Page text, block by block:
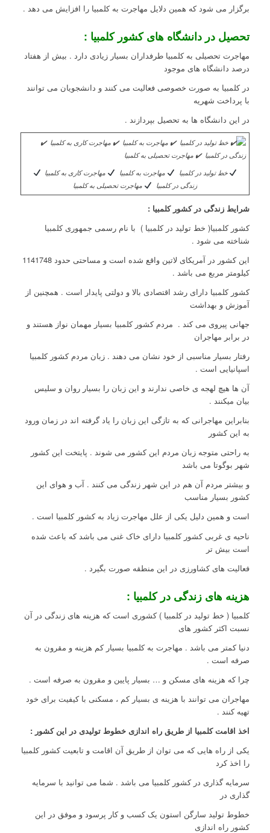
برگزار می شود که همین دلایل مهاجرت به کلمبیا را افزایش می دهد .
تحصیل در دانشگاه های کشور کلمبیا :
مهاجرت تحصیلی به کلمبیا طرفداران بسیار زیادی دارد . بیش از هفتاد
درصد دانشگاه های موجود
در کلمبیا به صورت خصوصی فعالیت می کنند و دانشجویان می توانند
با پرداخت شهریه
در این دانشگاه ها به تحصیل بپردازند .
خط تولید در کلمبیا مهاجرت به کلمبیا
مهاجرت کاری به کلمبیا
زندگی در کلمبیا
مهاجرت تحصیلی به کلمبیا
شرایط زندگی در کشور کلمبیا :
کشور کلمبیا( خط تولید در کلمبیا ) با نام رسمی جمهوری کلمبیا
شناخته می شود .
این کشور در آمریکای لاتین واقع شده است و مساحتی حدود 1141748
کیلومتر مربع می باشد .
کشور کلمبیا دارای رشد اقتصادی بالا و دولتی پایدار است . همچنین از
آموزش و بهداشت
جهانی پیروی می کند . مردم کشور کلمبیا بسیار مهمان نواز هستند و
در برابر مهاجران
رفتار بسیار مناسبی از خود نشان می دهند . زبان مردم کشور کلمبیا
اسپانیایی است .
آن ها هیچ لهجه ی خاصی ندارند و این زبان را بسیار روان و سلیس
بیان میکنند .
بنابراین مهاجرانی که به تازگی این زبان را یاد گرفته اند در زمان ورود
به این کشور
به راحتی متوجه زبان مردم این کشور می شوند . پایتخت این کشور
شهر بوگوتا می باشد
و بیشتر مردم آن هم در این شهر زندگی می کنند . آب و هوای این
کشور بسیار مناسب
است و همین دلیل یکی از علل مهاجرت زیاد به کشور کلمبیا است .
ناحیه ی غربی کشور کلمبیا دارای خاک غنی می باشد که باعث شده
است بیش تر
فعالیت های کشاورزی در این منطقه صورت بگیرد .
هزینه های زندگی در کلمبیا :
کلمبیا ( خط تولید در کلمبیا ) کشوری است که هزینه های زندگی در آن
نسبت اکثر کشور های
دنیا کمتر می باشد . مهاجرت به کلمبیا بسیار کم هزینه و مقرون به
صرفه است .
چرا که هزینه های مسکن و … بسیار پایین و مقرون به صرفه است .
مهاجران می توانند با هزینه ی بسیار کم ، مسکنی با کیفیت برای خود
تهیه کنند .
اخذ اقامت کلمبیا از طریق راه اندازی خطوط تولیدی در این کشور :
یکی از راه هایی که می توان از طریق آن اقامت و تابعیت کشور کلمبیا
را اخذ کرد
سرمایه گذاری در کشور کلمبیا می باشد . شما می توانید با سرمایه
گذاری در
خطوط تولید سارگن استون یک کسب و کار پرسود و موفق در این
کشور راه اندازی